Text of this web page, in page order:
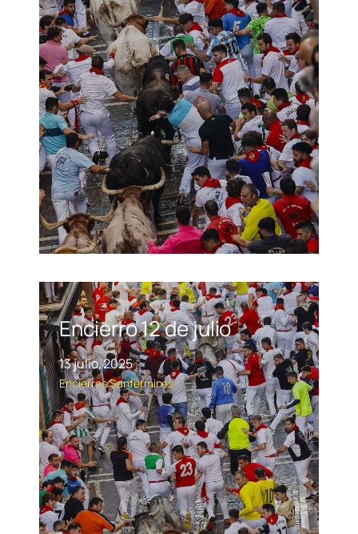
Encierro 12 de julio
13 julio, 2025
Encierros Sanfermines